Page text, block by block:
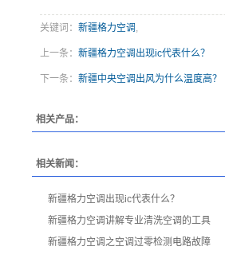
关键词： 新疆格力空调 ,
上一条： 新疆格力空调出现ic代表什么？
下一条： 新疆中央空调出风为什么温度高？
相关产品：
相关新闻：
新疆格力空调出现ic代表什么？
新疆格力空调讲解专业清洗空调的工具
新疆格力空调之空调过零检测电路故障